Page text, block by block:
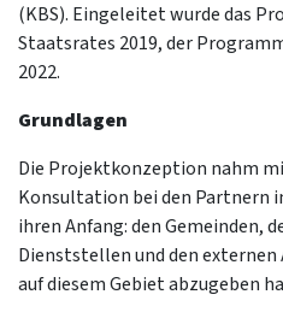
(KBS). Eingeleitet wurde das
Staatsrates 2019, der
2022.
Grundlagen
Die Projektkonzeption nahm
Konsultation bei den Partnern
ihren Anfang: den Gemeinden,
Dienststellen und den
auf diesem Gebiet abzugeben